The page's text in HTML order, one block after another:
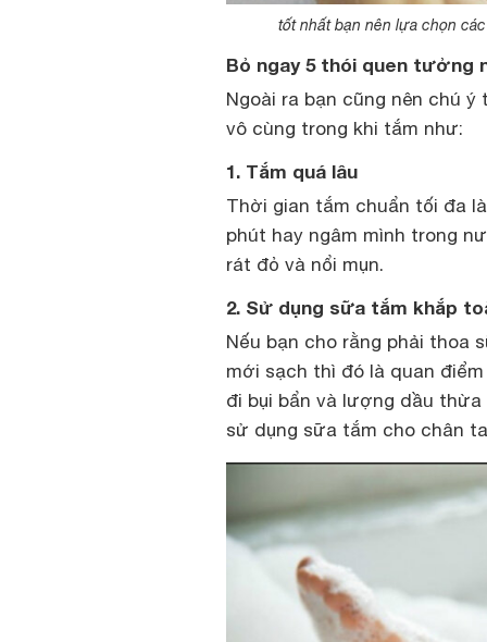
tốt nhất bạn nên lựa chọn
Bỏ ngay 5 thói quen tưởng
Ngoài ra bạn cũng nên chú
vô cùng trong khi tắm như:
1. Tắm quá lâu
Thời gian tắm chuẩn tối đa
phút hay ngâm mình trong
rát đỏ và nổi mụn.
2. Sử dụng sữa tắm khắp
Nếu bạn cho rằng phải thoa
mới sạch thì đó là quan
đi bụi bẩn và lượng dầu
sử dụng sữa tắm cho chân